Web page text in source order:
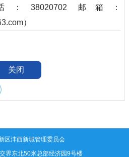
38020702 邮箱：
）
关闭
区沣西新城管理委员会
界东北50米总部经济园9号楼